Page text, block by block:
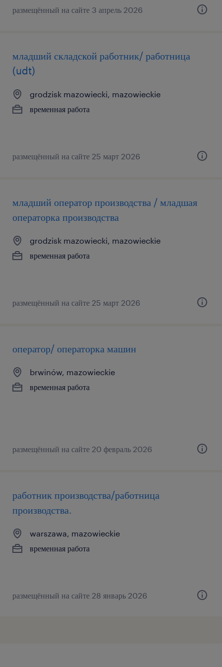
размещённый на сайте 3 апрель 2026
младший складской работник/ работница
(udt)
grodzisk mazowiecki, mazowieckie
временная работа
размещённый на сайте 25 март 2026
младший оператор производства / младшая
операторка производства
grodzisk mazowiecki, mazowieckie
временная работа
размещённый на сайте 25 март 2026
оператор/ операторка машин
brwinów, mazowieckie
временная работа
размещённый на сайте 20 февраль 2026
работник производства/работница
производства.
warszawa, mazowieckie
временная работа
размещённый на сайте 28 январь 2026